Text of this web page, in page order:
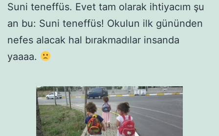
Suni teneffüs. Evet tam olarak ihtiyacım şu
an bu: Suni teneffüs! Okulun ilk gününden
nefes alacak hal bırakmadılar insanda
yaaaa.